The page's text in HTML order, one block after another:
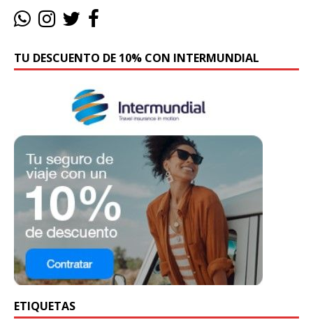
TU DESCUENTO DE 10% CON INTERMUNDIAL
ETIQUETAS